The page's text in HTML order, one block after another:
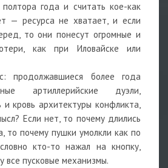
года и считать кое-как
— ресурса не хватает, и если
то они понесут огромные и
как при Иловайске или
продолжавшиеся более года
артиллерийские дуэли,
кровь архитектуры конфликта,
Если нет, то почему длились
то почему пушки умолкли как по
кто-то нажал на кнопку,
все пусковые механизмы.